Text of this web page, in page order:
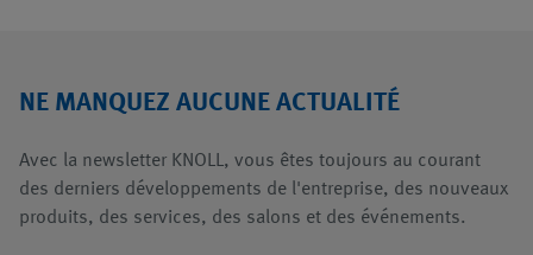
NE MANQUEZ AUCUNE ACTUALITÉ
Avec la newsletter KNOLL, vous êtes toujours au courant
des derniers développements de l'entreprise, des nouveaux
produits, des services, des salons et des événements.